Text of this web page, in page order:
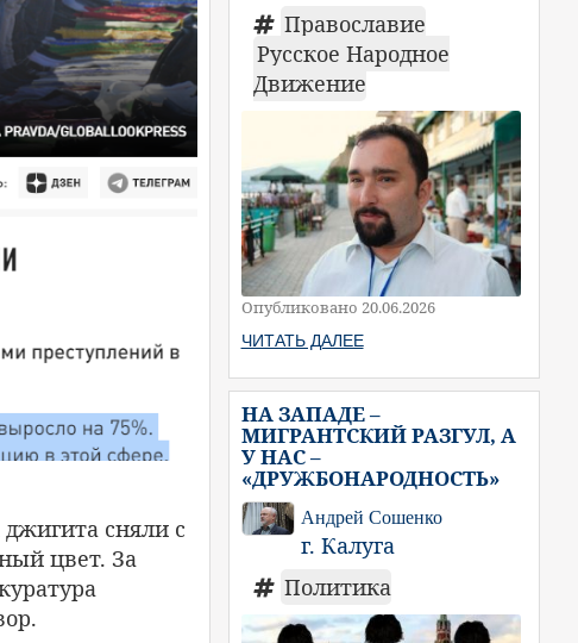
сняли с
цвет. За
Православие
Русское Народное
Движение
Опубликовано 20.06.2026
ЧИТАТЬ ДАЛЕЕ
НА ЗАПАДЕ –
МИГРАНТСКИЙ РАЗГУЛ, А
У НАС –
«ДРУЖБОНАРОДНОСТЬ»
Андрей Сошенко
г. Калуга
Политика